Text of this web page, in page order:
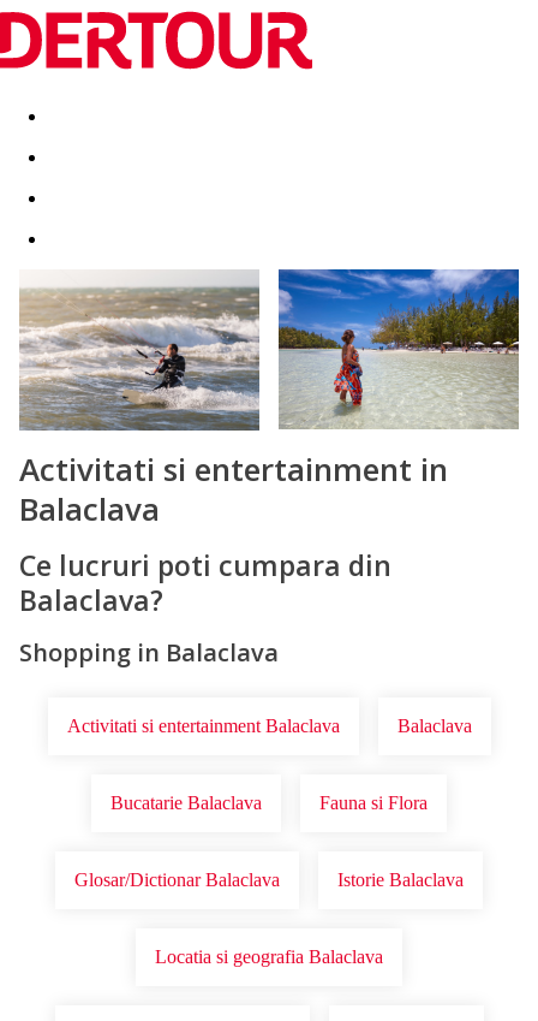
Destinatii Vacanta perfecta OFERTE DE NERATAT
Activitati si entertainment in
Balaclava
Ce lucruri poti cumpara din
Balaclava?
Shopping in Balaclava
Activitati si entertainment Balaclava Balaclava
Bucatarie Balaclava Fauna si Flora
Glosar/Dictionar Balaclava Istorie Balaclava
Locatia si geografia Balaclava